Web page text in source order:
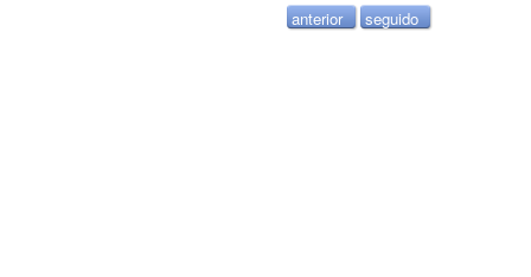
anterior seguido